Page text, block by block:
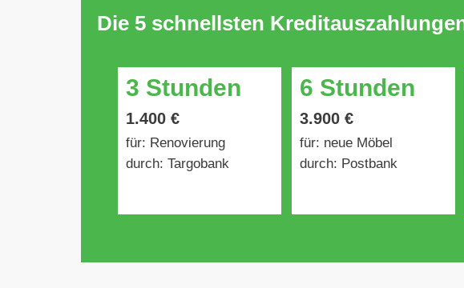
Die 5 schnellsten
3 Stunden
1.400 €
für: Renovierung
durch: Targobank
6 Stunden
3.900 €
für: neue Möbel
durch: Postbank